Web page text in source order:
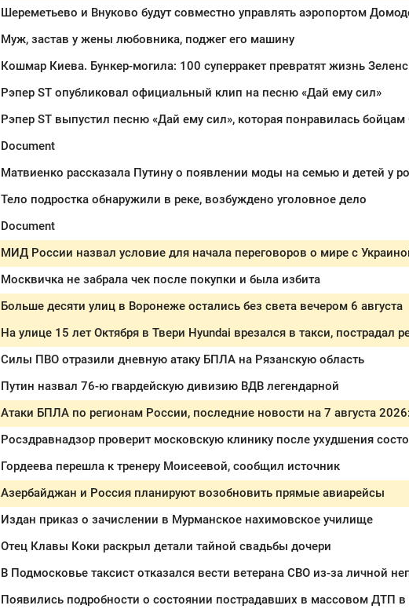
Шереметьево и Внуково будут совместно управлять аэропортом
Муж, застав у жены любовника, поджег его машину
Кошмар Киева. Бункер-могила: 100 суперракет превратят жизнь
Рэпер ST опубликовал официальный клип на песню «Дай ему сил»
Рэпер ST выпустил песню «Дай ему сил», которая понравилась
Document
Матвиенко рассказала Путину о появлении моды на семью и детей у
Тело подростка обнаружили в реке, возбуждено уголовное дело
Document
МИД России назвал условие для начала переговоров о мире с
Москвичка не забрала чек после покупки и была избита
Больше десяти улиц в Воронеже остались без света вечером 6 августа
На улице 15 лет Октября в Твери Hyundai врезался в такси, пострадал
Силы ПВО отразили дневную атаку БПЛА на Рязанскую область
Путин назвал 76-ю гвардейскую дивизию ВДВ легендарной
Росздравнадзор проверит московскую клинику после ухудшения
Гордеева перешла к тренеру Моисеевой, сообщил источник
Азербайджан и Россия планируют возобновить прямые авиарейсы
Издан приказ о зачислении в Мурманское нахимовское училище
Отец Клавы Коки раскрыл детали тайной свадьбы дочери
В Подмосковье таксист отказался вести ветерана СВО из-за личной
Появились подробности о состоянии пострадавших в массовом ДТП в